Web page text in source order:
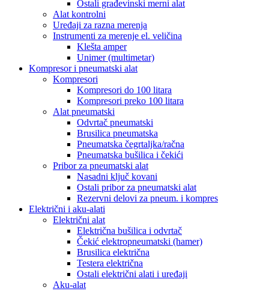
Ostali građevinski merni alat
Alat kontrolni
Uređaji za razna merenja
Instrumenti za merenje el. veličina
Klešta amper
Unimer (multimetar)
Kompresor i pneumatski alat
Kompresori
Kompresori do 100 litara
Kompresori preko 100 litara
Alat pneumatski
Odvrtač pneumatski
Brusilica pneumatska
Pneumatska čegrtaljka/račna
Pneumatska bušilica i čekići
Pribor za pneumatski alat
Nasadni ključ kovani
Ostali pribor za pneumatski alat
Rezervni delovi za pneum. i kompres
Električni i aku-alati
Električni alat
Električna bušilica i odvrtač
Čekić elektropneumatski (hamer)
Brusilica električna
Testera električna
Ostali električni alati i uređaji
Aku-alat